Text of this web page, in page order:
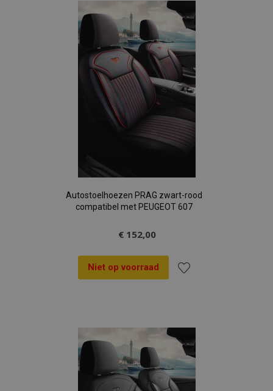
aan
verlanglijst
Autostoelhoezen PRAG zwart-rood
compatibel met PEUGEOT 607
€ 152,00
Niet op voorraad
aan
verlanglijst